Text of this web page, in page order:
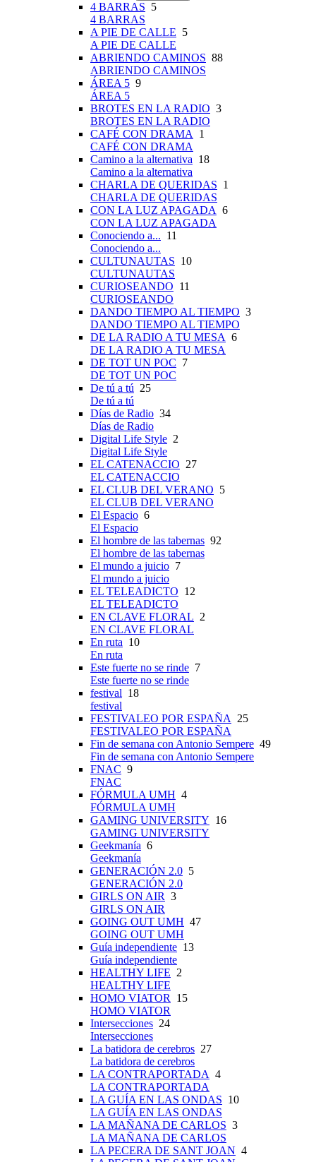
4 BARRAS 5
4 BARRAS
A PIE DE CALLE 5
A PIE DE CALLE
ABRIENDO CAMINOS 88
ABRIENDO CAMINOS
ÁREA 5 9
ÁREA 5
BROTES EN LA RADIO 3
BROTES EN LA RADIO
CAFÉ CON DRAMA
1
CAFÉ CON DRAMA
Camino a la alternativa 18
Camino a la alternativa
CHARLA DE QUERIDAS 1
CHARLA DE QUERIDAS
CON LA LUZ APAGADA 6
CON LA LUZ APAGADA
Conociendo a... 11
Conociendo a...
CULTUNAUTAS 10
CULTUNAUTAS
CURIOSEANDO 11
CURIOSEANDO
DANDO TIEMPO AL TIEMPO 3
DANDO TIEMPO AL TIEMPO
DE LA RADIO A TU MESA 6
DE LA RADIO A TU MESA
DE TOT UN POC 7
DE TOT UN POC
De tú a tú 25
De tú a tú
Días de Radio 34
Días de Radio
Digital Life Style 2
Digital Life Style
EL CATENACCIO 27
EL CATENACCIO
EL CLUB DEL VERANO 5
EL CLUB DEL VERANO
El Espacio 6
El Espacio
El hombre de las tabernas 92
El hombre de las tabernas
El mundo a juicio 7
El mundo a juicio
EL TELEADICTO 12
EL TELEADICTO
EN CLAVE FLORAL 2
EN CLAVE FLORAL
En ruta 10
En ruta
Este fuerte no se rinde 7
Este fuerte no se rinde
festival 18
festival
FESTIVALEO POR ESPAÑA
25
FESTIVALEO POR ESPAÑA
Fin de semana con Antonio Sempere 49
Fin de semana con Antonio Sempere
FNAC 9
FNAC
FÓRMULA UMH 4
FÓRMULA UMH
GAMING UNIVERSITY 16
GAMING UNIVERSITY
Geekmanía 6
Geekmanía
GENERACIÓN 2.0 5
GENERACIÓN 2.0
GIRLS ON AIR 3
GIRLS ON AIR
GOING OUT UMH 47
GOING OUT UMH
Guía independiente 13
Guía independiente
HEALTHY LIFE 2
HEALTHY LIFE
HOMO VIATOR
15
HOMO VIATOR
Intersecciones 24
Intersecciones
La batidora de cerebros 27
La batidora de cerebros
LA CONTRAPORTADA 4
LA CONTRAPORTADA
LA GUÍA EN LAS ONDAS 10
LA GUÍA EN LAS ONDAS
LA MAÑANA DE CARLOS 3
LA MAÑANA DE CARLOS
LA PECERA DE SANT JOAN 4